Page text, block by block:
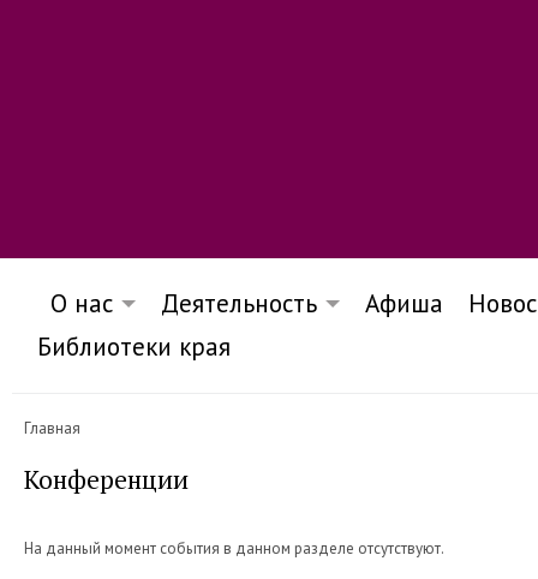
О нас Деятельность Афиша
Библиотеки края
Главная
Конференции
На данный момент события в данном разделе отсутствуют.